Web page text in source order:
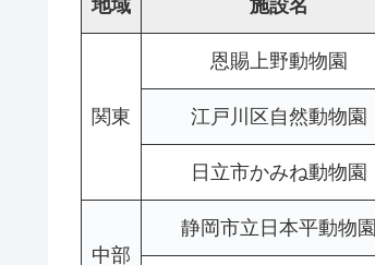
地域 施設名
関東
恩賜上野動物園
江戸川区自然動物園
日立市かみね動物園
中部
静岡市立日本平動物園